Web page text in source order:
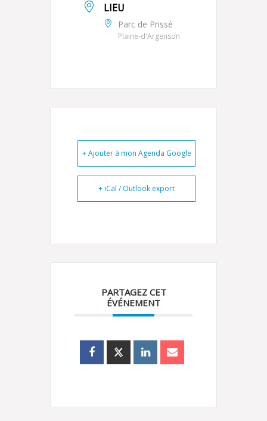
LIEU
Parc de Prissé
Plaine-d'Argenson
+ Ajouter à mon Agenda Google
+ iCal / Outlook export
PARTAGEZ CET
ÉVÉNEMENT